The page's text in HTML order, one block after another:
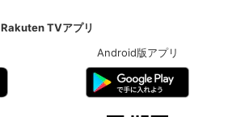
Rakuten TVアプリ
Android版アプリ